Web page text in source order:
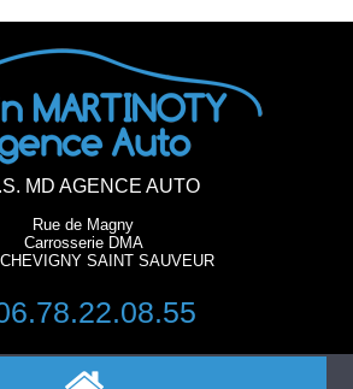
MD AGENCE AUTO
Rue de Magny
Carrosserie DMA
SAINT SAUVEUR